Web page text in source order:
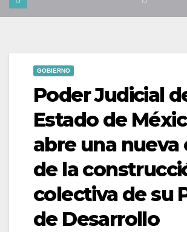
GOBIERNO
Poder Judicial
Estado de
abre una nueva
de la
colectiva de su
de Desarrollo